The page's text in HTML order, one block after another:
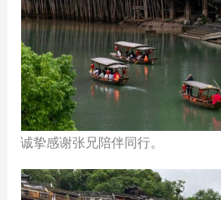
诚挚感谢张兄陪伴同行。